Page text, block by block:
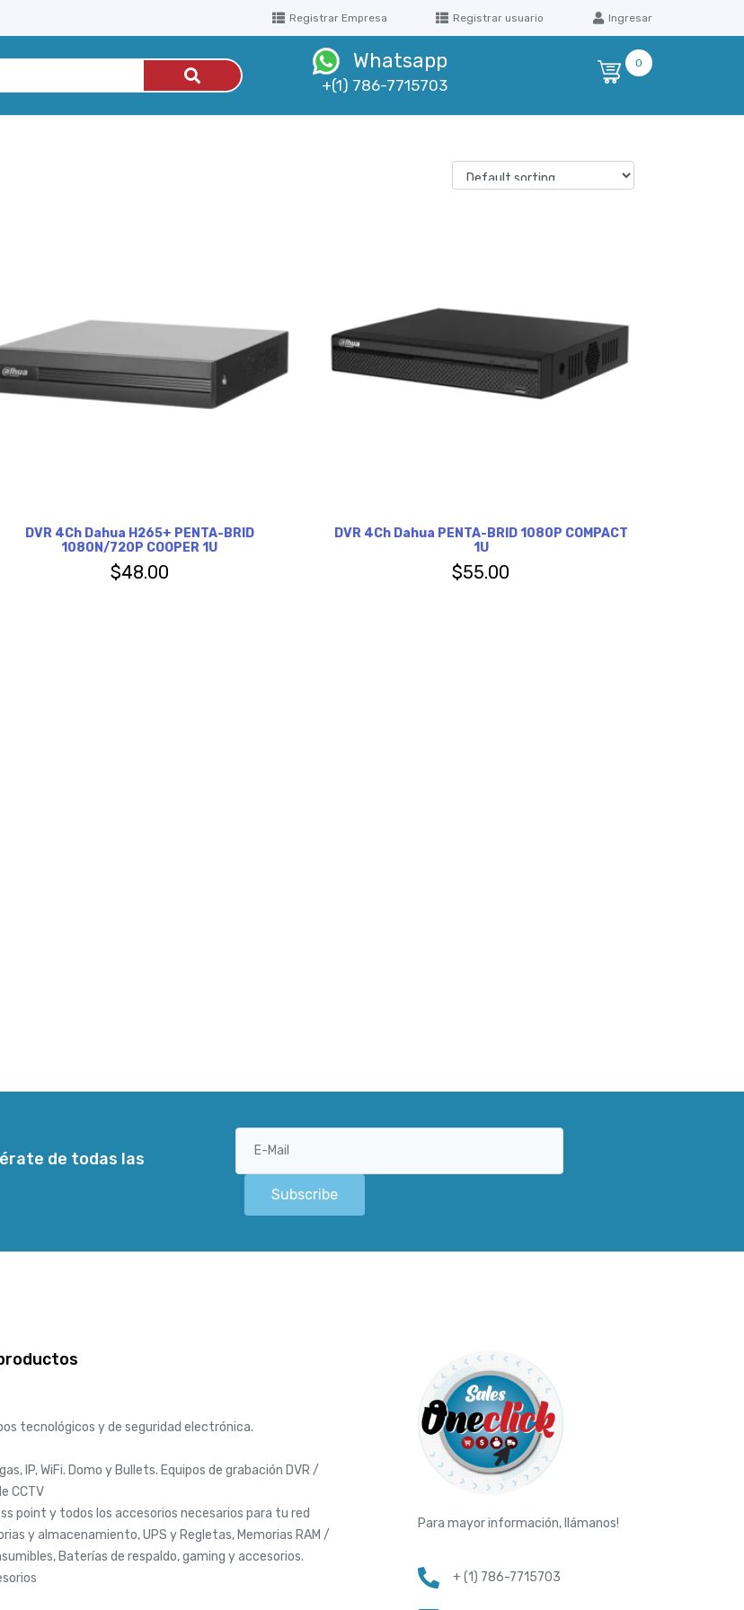
Registrar Empresa Registrar usuario Ingresar
Whatsapp
+(1) 786-7715703
0
DVR 4Ch Dahua H265+ PENTA-BRID
1080N/720P COOPER 1U
$48.00
DVR 4Ch Dahua PENTA-BRID 1080P COMPACT
1U
$55.00
de todas las
Subscribe
tecnológicos y de seguridad electrónica.
IP, WiFi. Domo y Bullets. Equipos de grabación DVR /
CCTV
point y todos los accesorios necesarios para tu red
y almacenamiento, UPS y Regletas, Memorias RAM /
Baterías de respaldo, gaming y accesorios.
Para mayor información, llámanos!
+ (1) 786-7715703